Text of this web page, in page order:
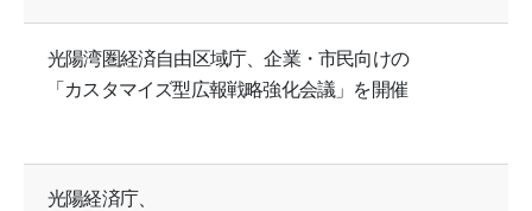
光陽湾圏経済自由区域庁、企業・市民向けの
「カスタマイズ型広報戦略強化会議」を開催
光陽経済庁、